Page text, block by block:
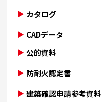
カタログ
CADデータ
公的資料
防耐火認定書
建築確認申請参考資料